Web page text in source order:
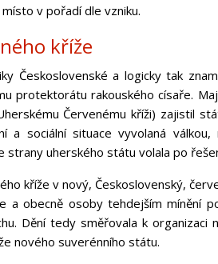
v pořadí dle vzniku.
kříže
Československé a logicky tak
protektorátu rakouského císaře.
Červenému kříži) zajistil
sociální situace vyvolaná válkou,
uherského státu volala po
kříže v nový, Československý,
a obecně osoby tehdejším mínění
Dění tedy směřovala k
nového suverénního státu.